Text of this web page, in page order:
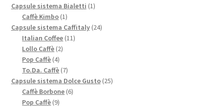
prodotti
Capsule sistema Bialetti 11
Caffè Kimbo 11
prodotto
Capsule sistema Caffitaly 2424
Italian Coffee 1111
Lollo Caffè 22
Pop Caffè 44
prodotti
To.Da. Caffè 77
prodotti
Capsule sistema Dolce Gusto 2525
Caffè Borbone 66
Pop Caffè 99